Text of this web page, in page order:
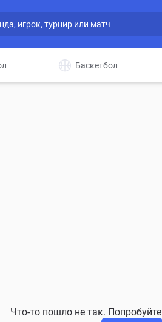
Баскетбол
Что-то пошло не так.